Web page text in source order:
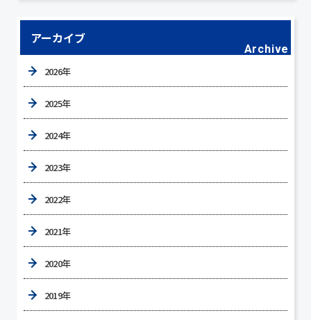
アーカイブ
Archive
2026年
2025年
2024年
2023年
2022年
2021年
2020年
2019年